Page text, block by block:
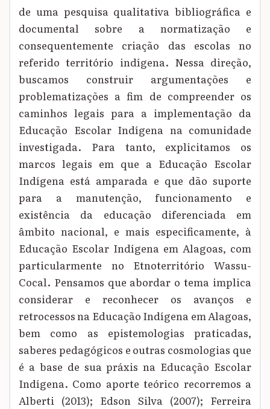
de uma pesquisa qualitativa bibliográfica e
documental sobre a normatização e
consequentemente criação das escolas no
referido território indígena. Nessa direção,
buscamos construir argumentações e
problematizações a fim de compreender os
caminhos legais para a implementação da
Educação Escolar Indígena na comunidade
investigada. Para tanto, explicitamos os
marcos legais em que a Educação Escolar
Indígena está amparada e que dão suporte
para a manutenção, funcionamento e
existência da educação diferenciada em
âmbito nacional, e mais especificamente, à
Educação Escolar Indígena em Alagoas, com
particularmente no Etnoterritório Wassu-
Cocal. Pensamos que abordar o tema implica
considerar e reconhecer os avanços e
retrocessos na Educação Indígena em Alagoas,
bem como as epistemologias praticadas,
saberes pedagógicos e outras cosmologias que
é a base de sua práxis na Educação Escolar
Indígena. Como aporte teórico recorremos a
Alberti (2013); Edson Silva (2007); Ferreira